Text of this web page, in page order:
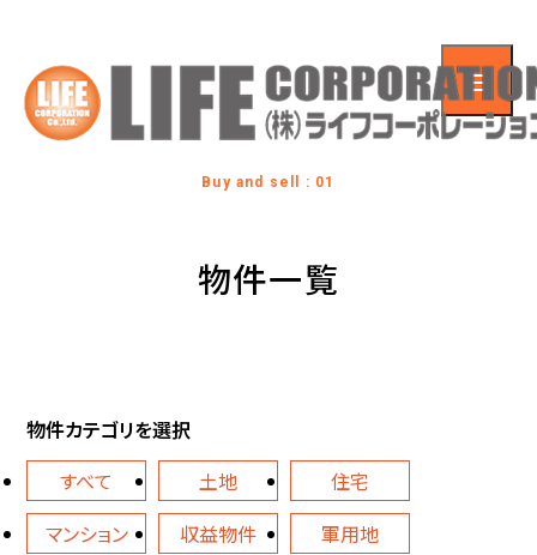
Buy and sell : 01
物件一覧
物件カテゴリを選択
すべて
土地
住宅
マンション
収益物件
軍用地